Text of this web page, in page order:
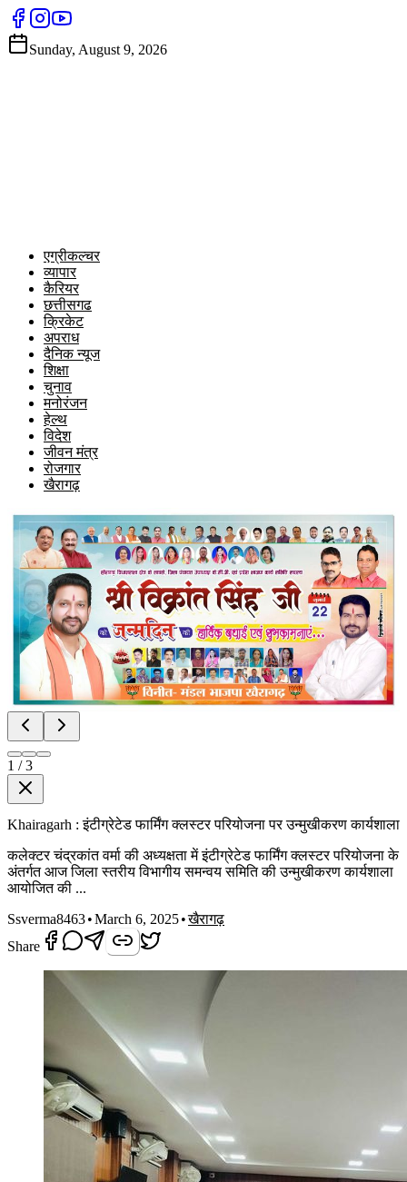
Sunday, August 9, 2026
एग्रीकल्चर
व्यापार
कैरियर
छत्तीसगढ
क्रिकेट
अपराध
दैनिक न्यूज
शिक्षा
चुनाव
मनोरंजन
हेल्थ
विदेश
जीवन मंत्र
रोजगार
खैरागढ़
1 /3
Khairagarh : इंटीग्रेटेड फार्मिंग क्लस्टर परियोजना पर उन्मुखीकरण कार्यशाला
कलेक्टर चंद्रकांत वर्मा की अध्यक्षता में इंटीग्रेटेड फार्मिंग क्लस्टर परियोजना के
अंतर्गत आज जिला स्तरीय विभागीय समन्वय समिति की उन्मुखीकरण कार्यशाला
आयोजित की ...
Ssverma8463•March 6, 2025•खैरागढ़
Share